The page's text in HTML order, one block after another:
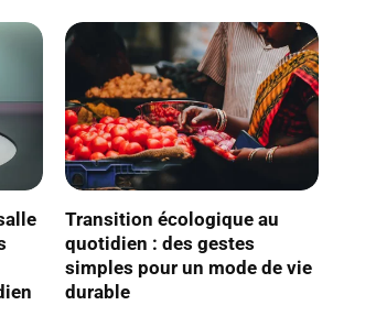
Transition écologique au
quotidien : des gestes
simples pour un mode de vie
durable